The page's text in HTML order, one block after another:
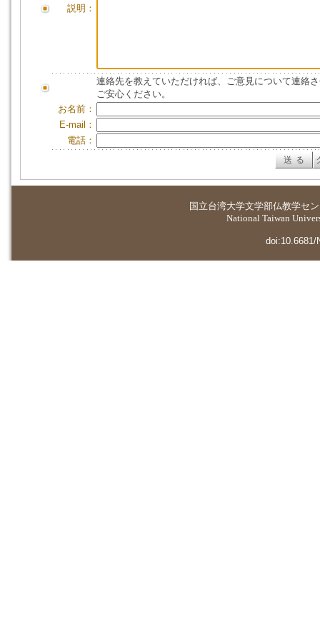
説明：
連絡先を教えていただければ、ご意見について連絡
ご安心ください。
お名前：
E-mail：
電話：
国立台湾大学文学部仏教学セ
National Taiwan
doi:10.6681/